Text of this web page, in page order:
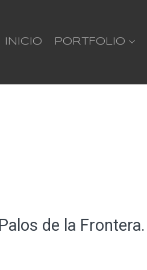
INICIO PORTFOLIO
de la